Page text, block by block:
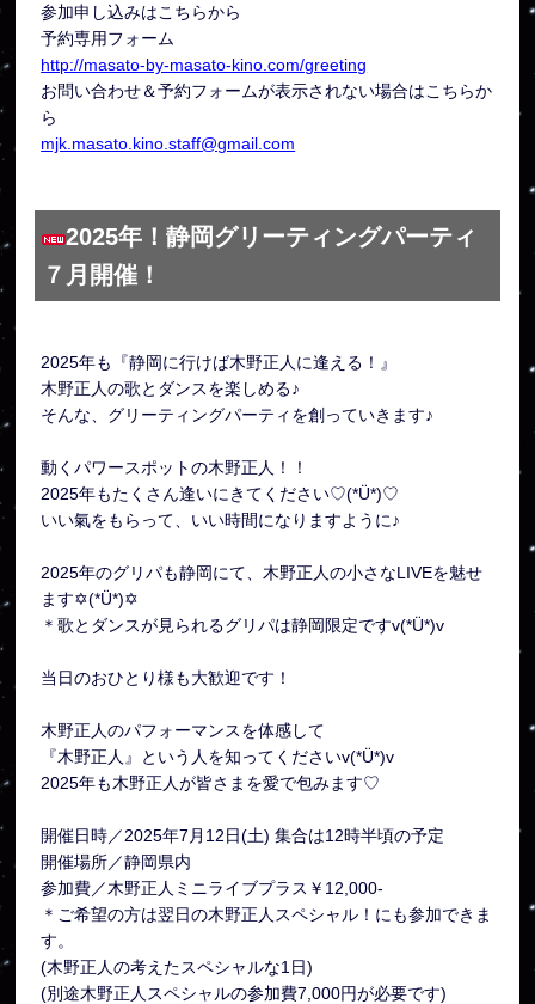
参加申し込みはこちらから
予約専用フォーム
http://masato-by-masato-kino.com/greeting
お問い合わせ＆予約フォームが表示されない場合はこちらか
ら
mjk.masato.kino.staff@gmail.com
2025年！静岡グリーティングパーティ
７月開催！
2025年も『静岡に行けば木野正人に逢える！』
木野正人の歌とダンスを楽しめる♪
そんな、グリーティングパーティを創っていきます♪
動くパワースポットの木野正人！！
2025年もたくさん逢いにきてください♡(*Ü*)♡
いい氣をもらって、いい時間になりますように♪
2025年のグリパも静岡にて、木野正人の小さなLIVEを魅せ
ます✡(*Ü*)✡
＊歌とダンスが見られるグリパは静岡限定ですv(*Ü*)v
当日のおひとり様も大歓迎です！
木野正人のパフォーマンスを体感して
『木野正人』という人を知ってくださいv(*Ü*)v
2025年も木野正人が皆さまを愛で包みます♡
開催日時／2025年7月12日(土) 集合は12時半頃の予定
開催場所／静岡県内
参加費／木野正人ミニライブプラス￥12,000-
＊ご希望の方は翌日の木野正人スペシャル！にも参加できま
す。
(木野正人の考えたスペシャルな1日)
(別途木野正人スペシャルの参加費7,000円が必要です)